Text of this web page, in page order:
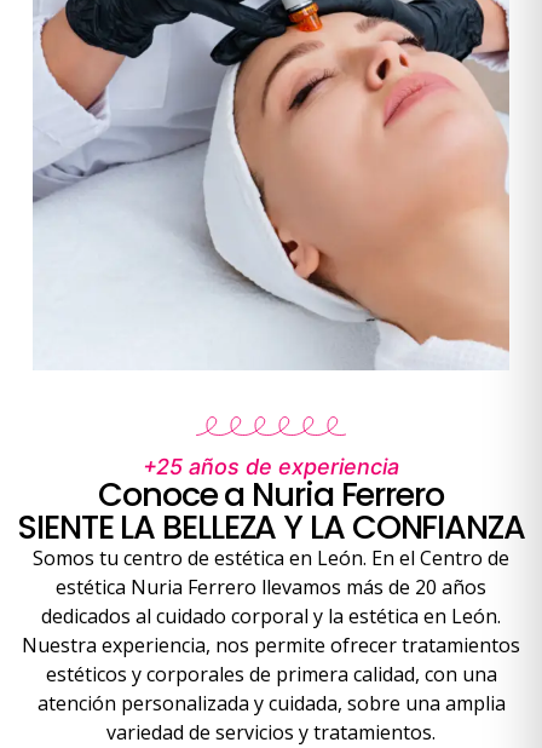
+25 años de experiencia
Conoce a Nuria Ferrero
SIENTE LA BELLEZA Y LA CONFIANZA
Somos tu centro de estética en León. En el Centro de
estética Nuria Ferrero llevamos más de 20 años
dedicados al cuidado corporal y la estética en León.
Nuestra experiencia, nos permite ofrecer tratamientos
estéticos y corporales de primera calidad, con una
atención personalizada y cuidada, sobre una amplia
variedad de servicios y tratamientos.